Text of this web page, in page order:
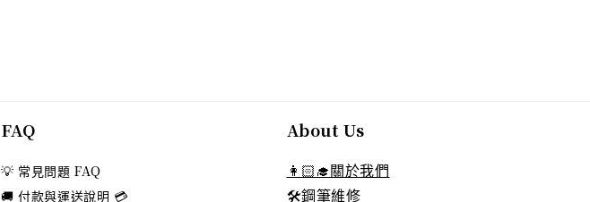
FAQ
💡 常見問題 FAQ
🚚 付款與運送說明 💳
About Us
👩🏻‍🎓關於我們
🛠️鋼筆維修